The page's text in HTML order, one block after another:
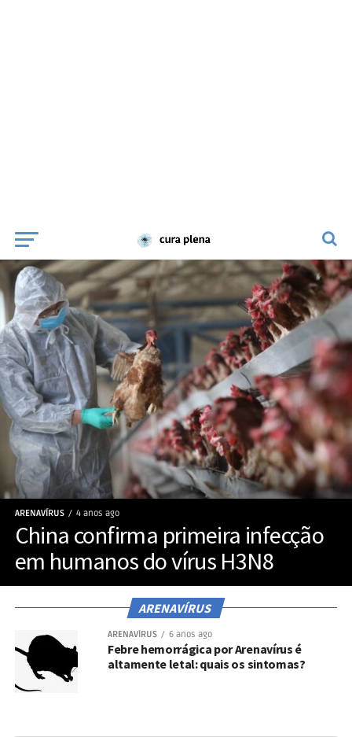
ARENAVÍRUS 4 anos ago
China confirma primeira infecção
em humanos do vírus H3N8
ARENAVÍRUS
ARENAVÍRUS 6 anos ago
Febre hemorrágica por Arenavírus é
altamente letal: quais os sintomas?